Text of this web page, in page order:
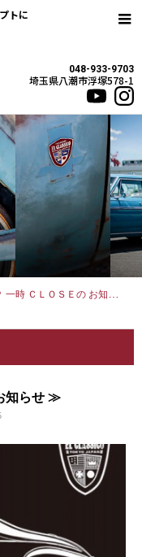
トに
048-933-9703
埼玉県八潮市浮塚578-1
時 ＣＬＯＳＥの お知らせ ≫
知らせ ≫